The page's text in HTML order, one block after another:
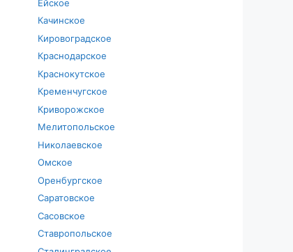
Ейское
Качинское
Кировоградское
Краснодарское
Краснокутское
Кременчугское
Криворожское
Мелитопольское
Николаевское
Омское
Оренбургское
Саратовское
Сасовское
Ставропольское